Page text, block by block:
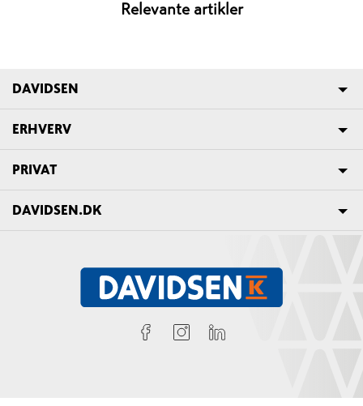
Relevante artikler
DAVIDSEN
ERHVERV
PRIVAT
DAVIDSEN.DK